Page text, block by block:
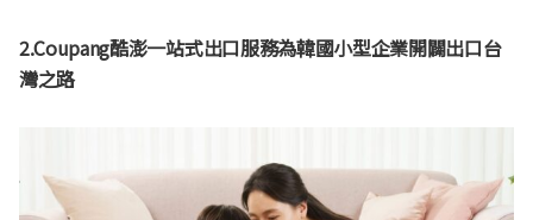
2.Coupang酷澎一站式出口服務為韓國小型企業開闢出口台
灣之路